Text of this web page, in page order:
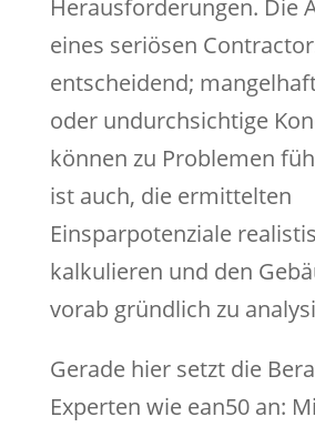
Herausforderungen. Die
eines seriösen
entscheidend;
oder undurchsichtige
können zu Problemen
ist auch, die ermittelten
Einsparpotenziale
kalkulieren und den
vorab gründlich zu
Gerade hier setzt die
Experten wie ean50 an: